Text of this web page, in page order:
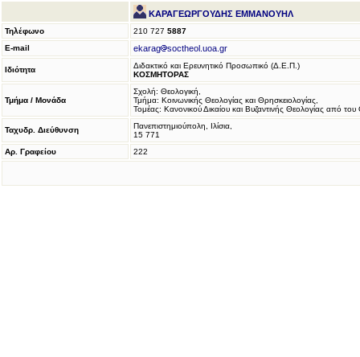
ΚΑΡΑΓΕΩΡΓΟΥΔΗΣ ΕΜΜΑΝΟΥΗΛ
Τηλέφωνο 210 727 5887
E-mail
ekarag soctheol.uoa.gr
Ιδιότητα
Διδακτικό και Ερευνητικό Προσωπικό (Δ.Ε.Π.)
ΚΟΣΜΗΤΟΡΑΣ
Τμήμα / Μονάδα
Σχολή: Θεολογική,
Τμήμα: Κοινωνικής Θεολογίας και Θρησκειολογίας,
Τομέας: Κανονικού Δικαίου και Βυζαντινής Θεολογίας από του
Ταχυδρ. Διεύθυνση
Πανεπιστημιούπολη, Ιλίσια,
15 771
Αρ. Γραφείου
222